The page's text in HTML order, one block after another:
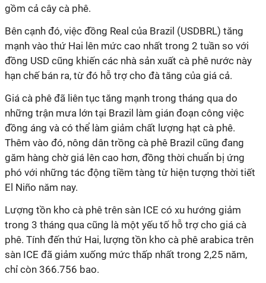
gồm cả cây cà phê.
Bên cạnh đó, việc đồng Real của Brazil (USDBRL) tăng
mạnh vào thứ Hai lên mức cao nhất trong 2 tuần so với
đồng USD cũng khiến các nhà sản xuất cà phê nước này
hạn chế bán ra, từ đó hỗ trợ cho đà tăng của giá cả.
Giá cà phê đã liên tục tăng mạnh trong tháng qua do
những trận mưa lớn tại Brazil làm gián đoạn công việc
đồng áng và có thể làm giảm chất lượng hạt cà phê.
Thêm vào đó, nông dân trồng cà phê Brazil cũng đang
găm hàng chờ giá lên cao hơn, đồng thời chuẩn bị ứng
phó với những tác động tiềm tàng từ hiện tượng thời tiết
El Niño năm nay.
Lượng tồn kho cà phê trên sàn ICE có xu hướng giảm
trong 3 tháng qua cũng là một yếu tố hỗ trợ cho giá cà
phê. Tính đến thứ Hai, lượng tồn kho cà phê arabica trên
sàn ICE đã giảm xuống mức thấp nhất trong 2,25 năm,
chỉ còn 366.756 bao.